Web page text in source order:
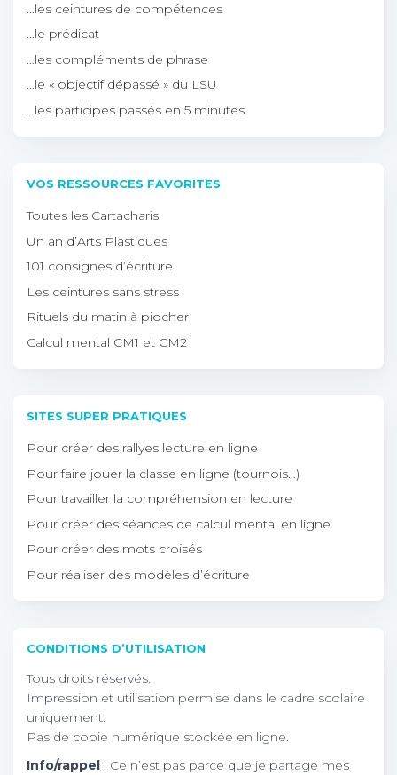
…les ceintures de compétences
…le prédicat
…les compléments de phrase
…le « objectif dépassé » du LSU
…les participes passés en 5 minutes
VOS RESSOURCES FAVORITES
Toutes les Cartacharis
Un an d’Arts Plastiques
101 consignes d’écriture
Les ceintures sans stress
Rituels du matin à piocher
Calcul mental CM1 et CM2
SITES SUPER PRATIQUES
Pour créer des rallyes lecture en ligne
Pour faire jouer la classe en ligne (tournois…)
Pour travailler la compréhension en lecture
Pour créer des séances de calcul mental en ligne
Pour créer des mots croisés
Pour réaliser des modèles d’écriture
CONDITIONS D’UTILISATION
Tous droits réservés.
Impression et utilisation permise dans le cadre scolaire
uniquement.
Pas de copie numérique stockée en ligne.
Info/rappel : Ce n’est pas parce que je partage mes